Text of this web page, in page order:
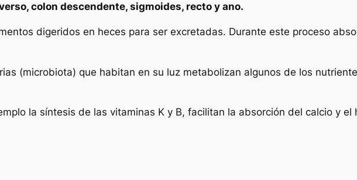
colon descendente, sigmoides, recto y ano.
digeridos en heces para ser excretadas. Durante este proceso
(microbiota) que habitan en su luz metabolizan algunos de los
la síntesis de las vitaminas K y B, facilitan la absorción del calcio y el